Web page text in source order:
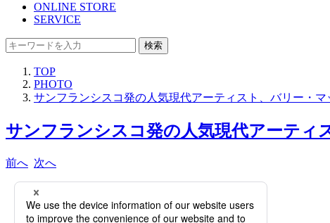
ONLINE STORE
SERVICE
検索
TOP
PHOTO
サンフランシスコ発の人気現代アーティスト、バリー・マ
サンフランシスコ発の人気現代アーティ
前へ 次へ